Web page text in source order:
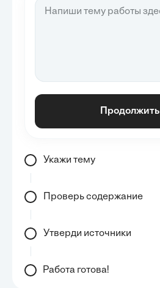
Продолжить
Укажи тему
Проверь содержание
Утверди источники
Работа готова!